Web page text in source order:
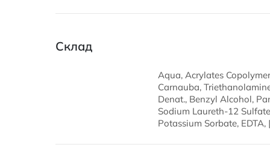
Склад
Aqua, Acrylates
Carnauba,
Denat., Benzyl Alcohol,
Sodium Laureth-12
Potassium Sorbate,